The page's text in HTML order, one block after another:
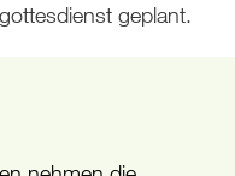
geplant.